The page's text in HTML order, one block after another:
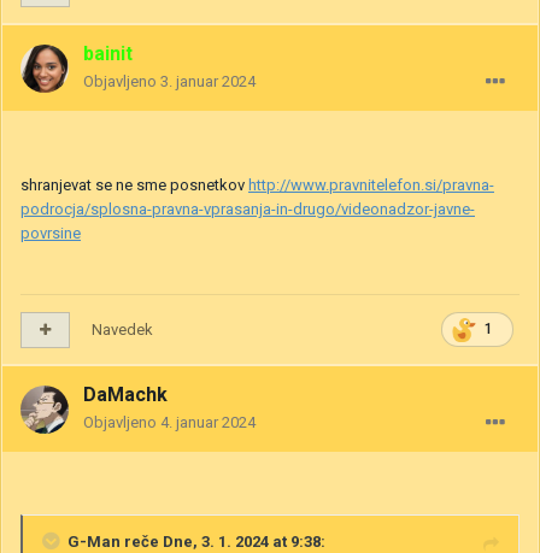
bainit
Objavljeno 3. januar 2024
shranjevat se ne sme posnetkov http://www.pravnitelefon.si/pravna-
podrocja/splosna-pravna-vprasanja-in-drugo/videonadzor-javne-
povrsine
1
Navedek
DaMachk
Objavljeno 4. januar 2024
G-Man reče Dne, 3. 1. 2024 at 9:38: